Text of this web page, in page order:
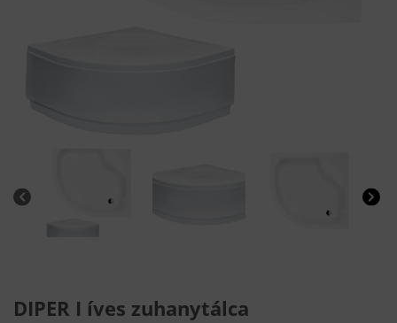
DIPER I íves zuhanytálca